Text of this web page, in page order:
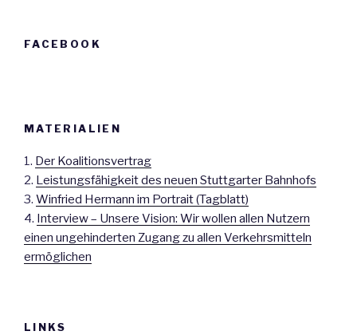
FACEBOOK
MATERIALIEN
1. Der Koalitionsvertrag
2. Leistungsfähigkeit des neuen Stuttgarter Bahnhofs
3. Winfried Hermann im Portrait (Tagblatt)
4. Interview – Unsere Vision: Wir wollen allen Nutzern
einen ungehinderten Zugang zu allen Verkehrsmitteln
ermöglichen
LINKS